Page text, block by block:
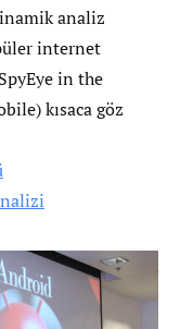
analiz
internet
in the
kısaca göz